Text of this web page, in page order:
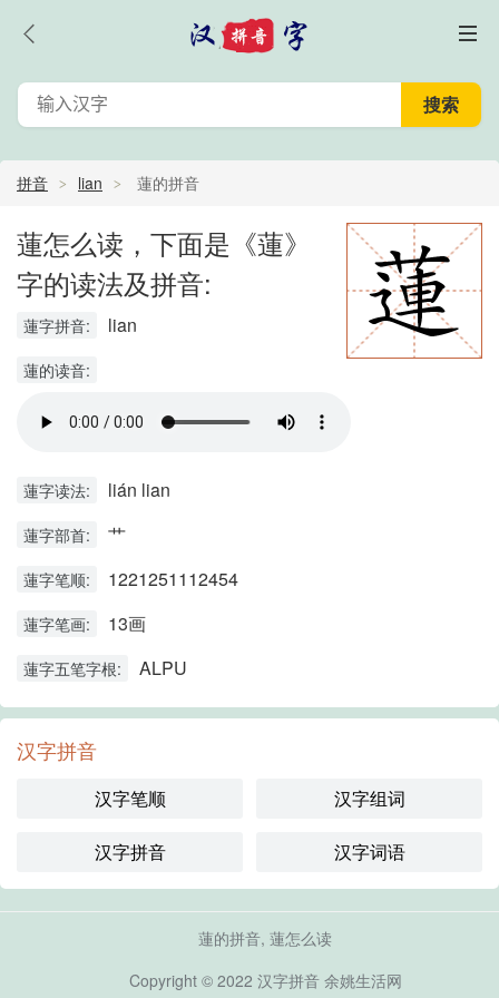
拼音 lian 蓮的拼音
蓮怎么读，下面是《蓮》
字的读法及拼音:
蓮字拼音: lian
蓮的读音:
蓮字读法: lián lian
蓮字部首: 艹
蓮字笔顺: 1221251112454
蓮字笔画: 13画
蓮字五笔字根: ALPU
汉字拼音
汉字笔顺 汉字组词
汉字拼音 汉字词语
蓮的拼音, 蓮怎么读
Copyright © 2022 汉字拼音余姚生活网